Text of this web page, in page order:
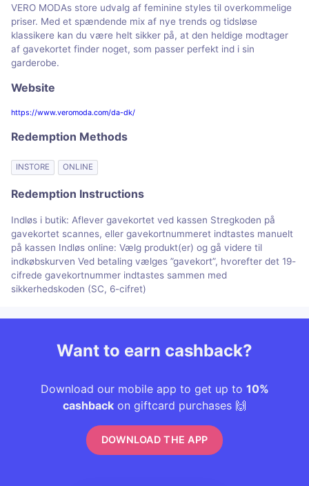
VERO MODAs store udvalg af feminine styles til overkommelige
priser. Med et spændende mix af nye trends og tidsløse
klassikere kan du være helt sikker på, at den heldige modtager
af gavekortet finder noget, som passer perfekt ind i sin
garderobe.
Website
https://www.veromoda.com/da-dk/
Redemption Methods
INSTORE ONLINE
Redemption Instructions
Indløs i butik: Aflever gavekortet ved kassen Stregkoden på
gavekortet scannes, eller gavekortnummeret indtastes manuelt
på kassen Indløs online: Vælg produkt(er) og gå videre til
indkøbskurven Ved betaling vælges ”gavekort”, hvorefter det 19-
cifrede gavekortnummer indtastes sammen med
sikkerhedskoden (SC, 6-cifret)
Want to earn cashback?
Download our mobile app to get up to 10%
cashback on giftcard purchases 🙌
DOWNLOAD THE APP